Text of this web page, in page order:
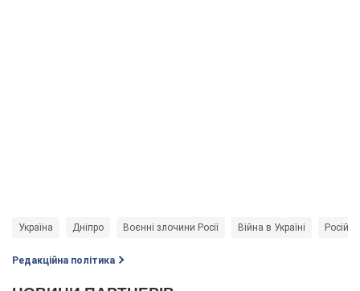
Україна Дніпро Воєнні злочини Росії Війна в Україні
Редакційна політика